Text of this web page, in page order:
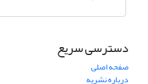
دسترسی سریع
صفحه اصلی
درباره نشریه